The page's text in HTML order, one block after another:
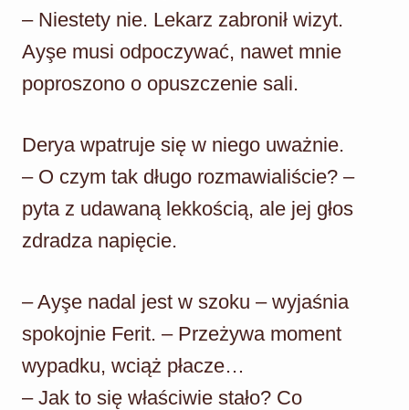
– Niestety nie. Lekarz zabronił wizyt.
Ayşe musi odpoczywać, nawet mnie
poproszono o opuszczenie sali.
Derya wpatruje się w niego uważnie.
– O czym tak długo rozmawialiście? –
pyta z udawaną lekkością, ale jej głos
zdradza napięcie.
– Ayşe nadal jest w szoku – wyjaśnia
spokojnie Ferit. – Przeżywa moment
wypadku, wciąż płacze…
– Jak to się właściwie stało? Co